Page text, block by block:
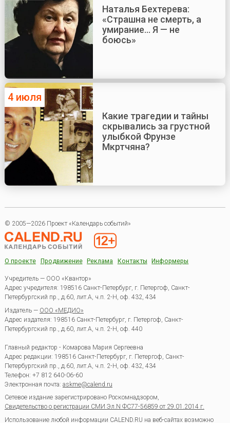
Наталья Бехтерева:
«Страшна не смерть, а
умирание... Я — не
боюсь»
4 июля
Какие трагедии и тайны
скрывались за грустной
улыбкой Фрунзе
Мкртчяна?
© 2005—2026 Проект «Календарь событий»
О проекте Продвижение Реклама Контакты Информеры
Учредитель — ООО «Квантор»
Адрес учредителя: 198516 Санкт-Петербург, г. Петергоф, Санкт-
Петербургский пр., д.60, лит.А, ч.п. 2-Н, оф. 432, 434
Издатель — ООО «МЕДИО»
Адрес издателя: 198516 Санкт-Петербург, г. Петергоф, Санкт-
Петербургский пр., д.60, лит.А, ч.п. 2-Н, оф. 440
Главный редактор - Комарова Мария Сергеевна
Адрес редакции: 198516 Санкт-Петербург, г. Петергоф Санкт-
Петербургский пр., д.60, лит.А, ч.п. 2-Н, оф. 432, 434
Телефон: +7 812 640-06-60
Электронная почта: askme@calend.ru
Сетевое издание зарегистрировано Роскомнадзором,
Свидетельство о регистрации СМИ Эл.N ФС77-56859 от 29.01.2014 г.
Использование любой информации CALEND.RU на веб-сайтах возможно